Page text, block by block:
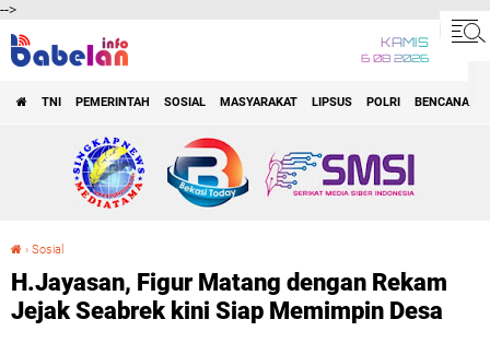
-->
KAMIS
6 08 2026
TNI PEMERINTAH SOSIAL MASYARAKAT LIPSUS POLRI BENCANA
› Sosial
H.Jayasan, Figur Matang dengan Rekam
Jejak Seabrek kini Siap Memimpin Desa